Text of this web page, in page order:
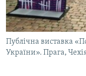
Публічна виставка
України». Прага,